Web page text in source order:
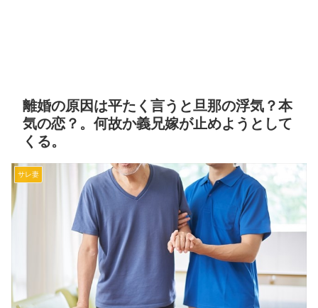
離婚の原因は平たく言うと旦那の浮気？本
気の恋？。何故か義兄嫁が止めようとして
くる。
サレ妻